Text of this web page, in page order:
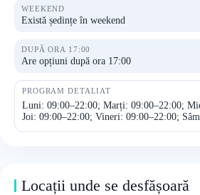
WEEKEND
Există ședințe în weekend
DUPĂ ORA 17:00
Are opțiuni după ora 17:00
PROGRAM DETALIAT
Luni: 09:00–22:00; Marți: 09:00–22:00;
Joi: 09:00–22:00; Vineri: 09:00–22:00;
Locații unde se desfășoară